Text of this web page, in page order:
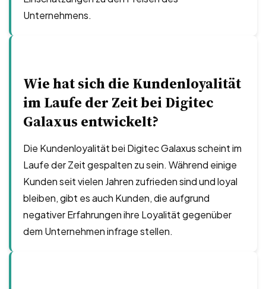
Unternehmens.
Wie hat sich die Kundenloyalität
im Laufe der Zeit bei Digitec
Galaxus entwickelt?
Die Kundenloyalität bei Digitec Galaxus scheint im
Laufe der Zeit gespalten zu sein. Während einige
Kunden seit vielen Jahren zufrieden sind und loyal
bleiben, gibt es auch Kunden, die aufgrund
negativer Erfahrungen ihre Loyalität gegenüber
dem Unternehmen infrage stellen.